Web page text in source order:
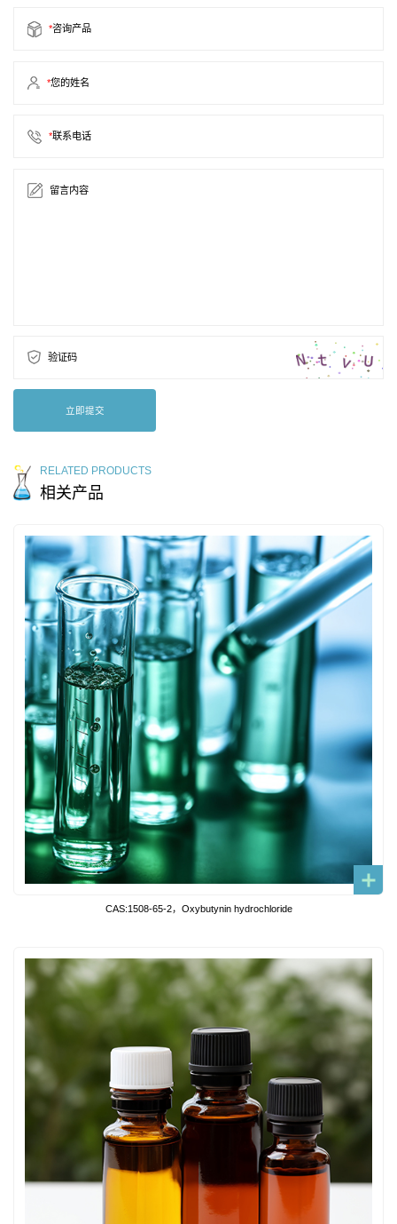
*咨询产品
*您的姓名
*联系电话
留言内容
验证码
立即提交
RELATED PRODUCTS
相关产品
CAS:1508-65-2，Oxybutynin hydrochloride